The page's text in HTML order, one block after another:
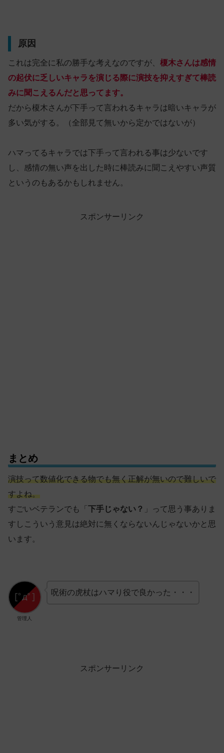
原因
これは完全に私の勝手な考えなのですが、 榎木さんは感情
の起伏に乏しいキャラを演じる際に演技を抑えすぎて棒読
みに聞こえるんだと思ってます。
だから榎木さんが下手って言われるキャラは暗いキャラが
多い気がする。（全部見て無いから定かではないが）
ハマってるキャラでは下手って言われる事は少ないです
し、感情の無い声を出した時に棒読みに聞こえやすい声質
というのもあるかもしれません。
スポンサーリンク
まとめ
演技って数値化できる物でも無く正解が無いので難しいで
すよね。
すごいベテランでも「 下手じゃない？ 」って思う事ありま
すしこういう意見は絶対に無くならないんじゃないかと思
います。
管理人
呪術の虎杖はハマり役で良かった・・・
スポンサーリンク